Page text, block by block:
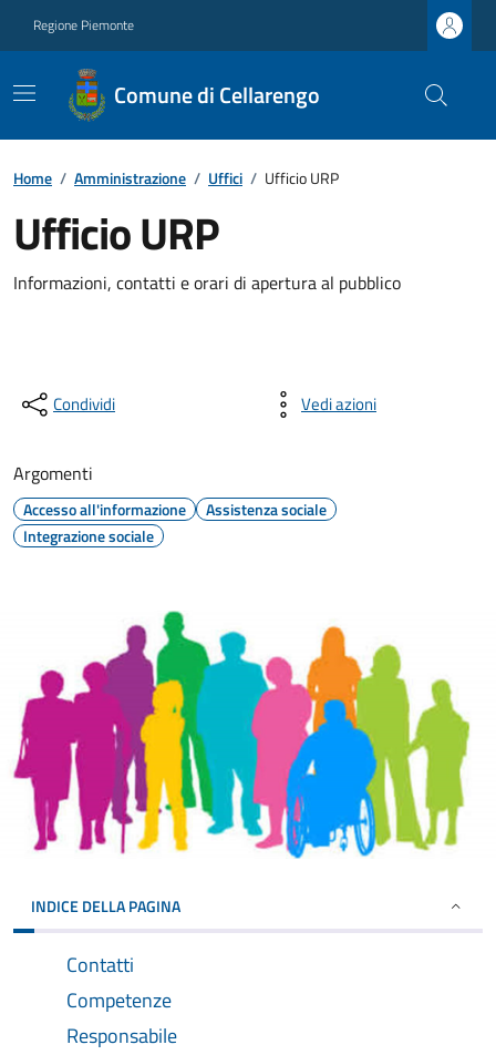
Regione Piemonte
Comune di Cellarengo
Home / Amministrazione / Uffici / Ufficio URP
Ufficio URP
Informazioni, contatti e orari di apertura al pubblico
Condividi Vedi azioni
Argomenti
Accesso all'informazione
Assistenza sociale
Integrazione sociale
INDICE DELLA PAGINA
Contatti
Competenze
Responsabile